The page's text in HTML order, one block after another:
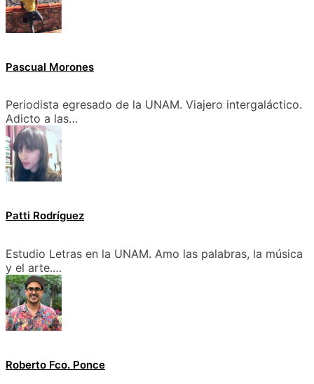
Pascual Morones
Periodista egresado de la UNAM. Viajero intergaláctico.
Adicto a las…
Patti Rodríguez
Estudio Letras en la UNAM. Amo las palabras, la música
y el arte.…
Roberto Fco. Ponce